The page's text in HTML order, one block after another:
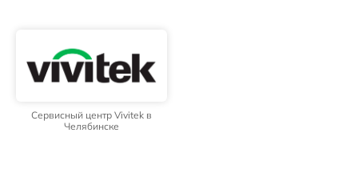
Сервисный центр Vivitek в
Челябинске